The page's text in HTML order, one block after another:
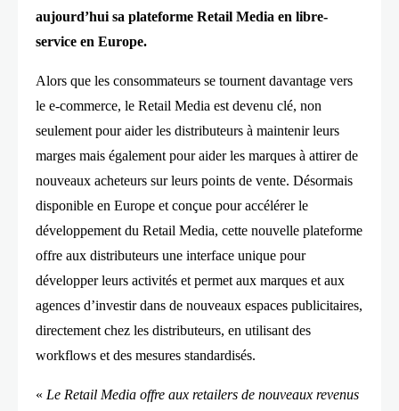
aujourd’hui sa plateforme Retail Media en libre-
service en Europe.
Alors que les consommateurs se tournent davantage vers
le e-commerce, le Retail Media est devenu clé, non
seulement pour aider les distributeurs à maintenir leurs
marges mais également pour aider les marques à attirer de
nouveaux acheteurs sur leurs points de vente. Désormais
disponible en Europe et conçue pour accélérer le
développement du Retail Media, cette nouvelle plateforme
offre aux distributeurs une interface unique pour
développer leurs activités et permet aux marques et aux
agences d’investir dans de nouveaux espaces publicitaires,
directement chez les distributeurs, en utilisant des
workflows et des mesures standardisés.
« Le Retail Media offre aux retailers de nouveaux revenus